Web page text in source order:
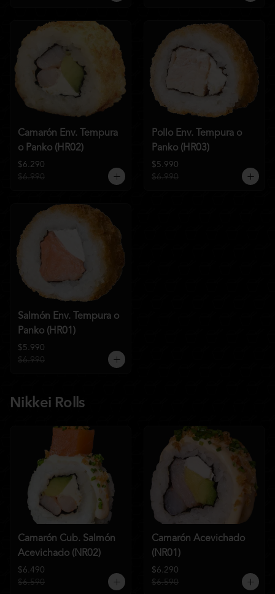
Camarón Env. Tempura
o Panko (HR02)
$6.290
$6.990
Pollo Env. Tempura o
Panko (HR03)
$5.990
$6.990
Salmón Env. Tempura o
Panko (HR01)
$5.990
$6.990
Nikkei Rolls
Camarón Cub. Salmón
Acevichado (NR02)
$6.490
$6.590
Camarón Acevichado
(NR01)
$6.290
$6.590